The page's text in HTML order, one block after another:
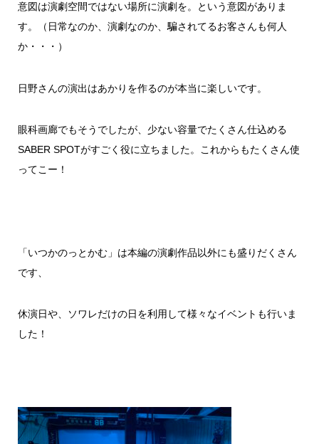
意図は演劇空間ではない場所に演劇を。という意図がありま
す。（日常なのか、演劇なのか、騙されてるお客さんも何人
か・・・）
日野さんの演出はあかりを作るのが本当に楽しいです。
眼科画廊でもそうでしたが、少ない容量でたくさん仕込める
SABER SPOTがすごく役に立ちました。これからもたくさん使
ってこー！
「いつかのっとかむ」は本編の演劇作品以外にも盛りだくさん
です、
休演日や、ソワレだけの日を利用して様々なイベントも行いま
した！